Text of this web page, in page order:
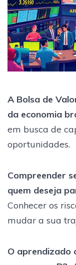
A Bolsa de
da economia
em busca de
oportunidades.
Compreender
quem deseja
Conhecer os
mudar a sua
O aprendizado